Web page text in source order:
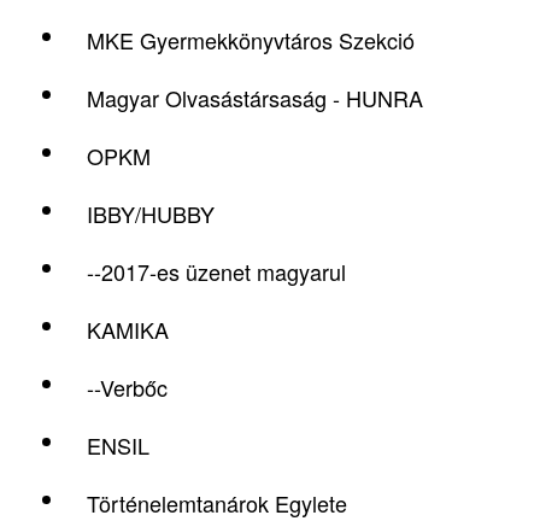
MKE Gyermekkönyvtáros Szekció
Magyar Olvasástársaság - HUNRA
OPKM
IBBY/HUBBY
--2017-es üzenet magyarul
KAMIKA
--Verbőc
ENSIL
Történelemtanárok Egylete